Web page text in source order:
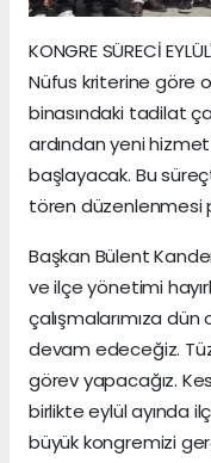
KONGRE SÜRECİ
Nüfus kriterine göre
binasındaki tadilat
ardından yeni
başlayacak. Bu
tören düzenlenmesi
Başkan Bülent
ve ilçe yönetimi
çalışmalarımıza dün
devam edeceğiz.
görev yapacağız.
birlikte eylül ayında
büyük kongremizi